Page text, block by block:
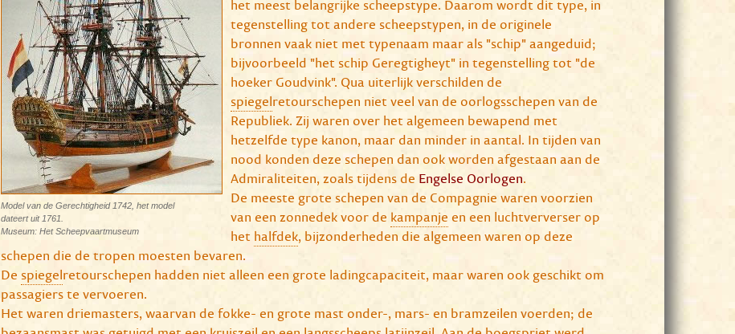
Model van de Gerechtigheid 1742, het model
dateert uit 1761.
Museum: Het Scheepvaartmuseum
het meest belangrijke scheepstype. Daarom wordt dit type, in
tegenstelling tot andere scheepstypen, in de originele
bronnen vaak niet met typenaam maar als "schip" aangeduid;
bijvoorbeeld "het schip Geregtigheyt" in tegenstelling tot "de
hoeker Goudvink". Qua uiterlijk verschilden de
spiegelretourschepen niet veel van de oorlogsschepen van de
Republiek. Zij waren over het algemeen bewapend met
hetzelfde type kanon, maar dan minder in aantal. In tijden van
nood konden deze schepen dan ook worden afgestaan aan de
Admiraliteiten, zoals tijdens de Engelse Oorlogen.
De meeste grote schepen van de Compagnie waren voorzien
van een zonnedek voor de kampanje en een luchtververser op
het halfdek, bijzonderheden die algemeen waren op deze
schepen die de tropen moesten bevaren.
De spiegelretourschepen hadden niet alleen een grote ladingcapaciteit, maar waren ook geschikt om
passagiers te vervoeren.
Het waren driemasters, waarvan de fokke- en grote mast onder-, mars- en bramzeilen voerden; de